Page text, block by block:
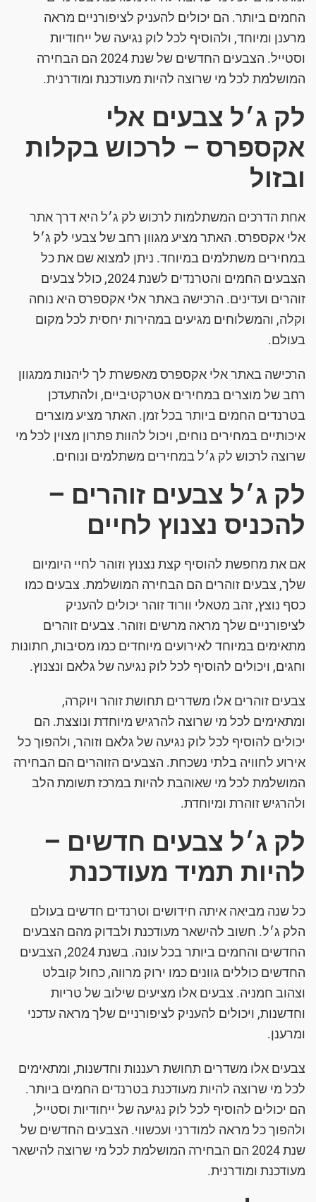
החמים ביותר. הם יכולים להעניק לציפורניים מראה
מרענן ומיוחד, ולהוסיף לכל לוק נגיעה של ייחודיות
וסטייל. הצבעים החדשים של שנת 2024 הם הבחירה
המושלמת לכל מי שרוצה להיות מעודכנת ומודרנית.
לק ג׳ל צבעים אלי
אקספרס – לרכוש בקלות
ובזול
אחת הדרכים המשתלמות לרכוש לק ג׳ל היא דרך אתר
אלי אקספרס. האתר מציע מגוון רחב של צבעי לק ג׳ל
במחירים משתלמים במיוחד. ניתן למצוא שם את כל
הצבעים החמים והטרנדים לשנת 2024, כולל צבעים
זוהרים ועדינים. הרכישה באתר אלי אקספרס היא נוחה
וקלה, והמשלוחים מגיעים במהירות יחסית לכל מקום
בעולם.
הרכישה באתר אלי אקספרס מאפשרת לך ליהנות ממגוון
רחב של מוצרים במחירים אטרקטיביים, ולהתעדכן
בטרנדים החמים ביותר בכל זמן. האתר מציע מוצרים
איכותיים במחירים נוחים, ויכול להוות פתרון מצוין לכל מי
שרוצה לרכוש לק ג׳ל במחירים משתלמים ונוחים.
לק ג׳ל צבעים זוהרים –
להכניס נצנוץ לחיים
אם את מחפשת להוסיף קצת נצנוץ וזוהר לחיי היומיום
שלך, צבעים זוהרים הם הבחירה המושלמת. צבעים כמו
כסף נוצץ, זהב מטאלי וורוד זוהר יכולים להעניק
לציפורניים שלך מראה מרשים וזוהר. צבעים זוהרים
מתאימים במיוחד לאירועים מיוחדים כמו מסיבות, חתונות
וחגים, ויכולים להוסיף לכל לוק נגיעה של גלאם ונצנוץ.
צבעים זוהרים אלו משדרים תחושת זוהר ויוקרה,
ומתאימים לכל מי שרוצה להרגיש מיוחדת ונוצצת. הם
יכולים להוסיף לכל לוק נגיעה של גלאם וזוהר, ולהפוך כל
אירוע לחוויה בלתי נשכחת. הצבעים הזוהרים הם הבחירה
המושלמת לכל מי שאוהבת להיות במרכז תשומת הלב
ולהרגיש זוהרת ומיוחדת.
לק ג׳ל צבעים חדשים –
להיות תמיד מעודכנת
כל שנה מביאה איתה חידושים וטרנדים חדשים בעולם
הלק ג׳ל. חשוב להישאר מעודכנת ולבדוק מהם הצבעים
החדשים והחמים ביותר בכל עונה. בשנת 2024, הצבעים
החדשים כוללים גוונים כמו ירוק מרווה, כחול קובלט
וצהוב חמניה. צבעים אלו מציעים שילוב של טריות
וחדשנות, ויכולים להעניק לציפורניים שלך מראה עדכני
ומרענן.
צבעים אלו משדרים תחושת רעננות וחדשנות, ומתאימים
לכל מי שרוצה להיות מעודכנת בטרנדים החמים ביותר.
הם יכולים להוסיף לכל לוק נגיעה של ייחודיות וסטייל,
ולהפוך כל מראה למודרני ועכשווי. הצבעים החדשים של
שנת 2024 הם הבחירה המושלמת לכל מי שרוצה להישאר
מעודכנת ומודרנית.